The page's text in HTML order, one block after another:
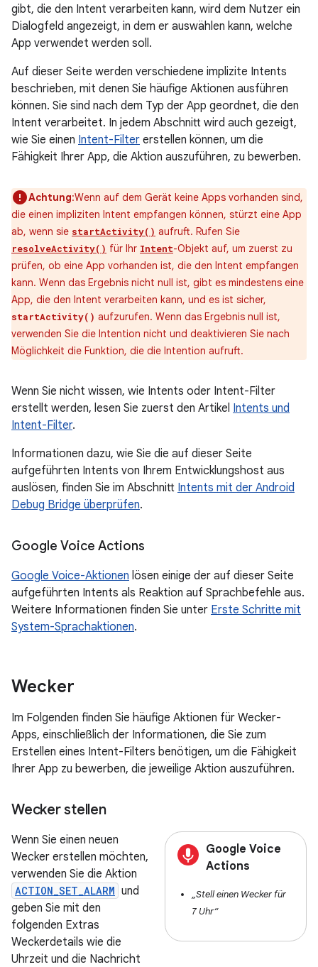
gibt, die den Intent verarbeiten kann, wird dem Nutzer ein
Dialogfeld angezeigt, in dem er auswählen kann, welche
App verwendet werden soll.
Auf dieser Seite werden verschiedene implizite Intents
beschrieben, mit denen Sie häufige Aktionen ausführen
können. Sie sind nach dem Typ der App geordnet, die den
Intent verarbeitet. In jedem Abschnitt wird auch gezeigt,
wie Sie einen Intent-Filter erstellen können, um die
Fähigkeit Ihrer App, die Aktion auszuführen, zu bewerben.
Achtung:Wenn auf dem Gerät keine Apps vorhanden sind,
die einen impliziten Intent empfangen können, stürzt eine App
ab, wenn sie startActivity() aufruft. Rufen Sie
resolveActivity() für Ihr Intent-Objekt auf, um zuerst zu
prüfen, ob eine App vorhanden ist, die den Intent empfangen
kann. Wenn das Ergebnis nicht null ist, gibt es mindestens eine
App, die den Intent verarbeiten kann, und es ist sicher,
startActivity() aufzurufen. Wenn das Ergebnis null ist,
verwenden Sie die Intention nicht und deaktivieren Sie nach
Möglichkeit die Funktion, die die Intention aufruft.
Wenn Sie nicht wissen, wie Intents oder Intent-Filter
erstellt werden, lesen Sie zuerst den Artikel Intents und
Intent-Filter.
Informationen dazu, wie Sie die auf dieser Seite
aufgeführten Intents von Ihrem Entwicklungshost aus
auslösen, finden Sie im Abschnitt Intents mit der Android
Debug Bridge überprüfen.
Google Voice Actions
Google Voice-Aktionen lösen einige der auf dieser Seite
aufgeführten Intents als Reaktion auf Sprachbefehle aus.
Weitere Informationen finden Sie unter Erste Schritte mit
System-Sprachaktionen.
Wecker
Im Folgenden finden Sie häufige Aktionen für Wecker-
Apps, einschließlich der Informationen, die Sie zum
Erstellen eines Intent-Filters benötigen, um die Fähigkeit
Ihrer App zu bewerben, die jeweilige Aktion auszuführen.
Wecker stellen
Google Voice
Actions
„Stell einen Wecker für
7 Uhr“
Wenn Sie einen neuen
Wecker erstellen möchten,
verwenden Sie die Aktion
ACTION_SET_ALARM und
geben Sie mit den
folgenden Extras
Weckerdetails wie die
Uhrzeit und die Nachricht